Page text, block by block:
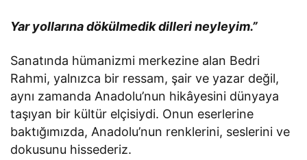
Yar yollarına dökülmedik dilleri neyleyim.”
Sanatında hümanizmi merkezine alan Bedri
Rahmi, yalnızca bir ressam, şair ve yazar değil,
aynı zamanda Anadolu’nun hikâyesini dünyaya
taşıyan bir kültür elçisiydi. Onun eserlerine
baktığımızda, Anadolu’nun renklerini, seslerini ve
dokusunu hissederiz.